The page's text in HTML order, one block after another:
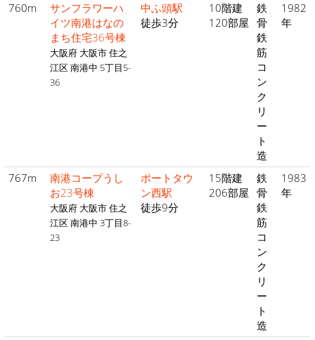
760m
サンフラワーハ
イツ南港はなの
まち住宅36号棟
大阪府 大阪市 住之
江区 南港中 5丁目5-
36
中ふ頭駅
徒歩3分
10階建
120部屋
鉄
骨
鉄
筋
コ
ン
ク
リ
ー
ト
造
1982
年
767m
南港コープうし
お23号棟
大阪府 大阪市 住之
江区 南港中 3丁目8-
23
ポートタウ
ン西駅
徒歩9分
15階建
206部屋
鉄
骨
鉄
筋
コ
ン
ク
リ
ー
ト
造
1983
年